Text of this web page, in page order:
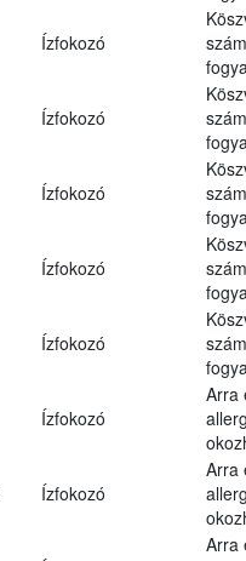
Ízfokozó
Ízfokozó
Ízfokozó
Ízfokozó
Ízfokozó
Ízfokozó
Arra
Ízfokozó
Arra
Arra